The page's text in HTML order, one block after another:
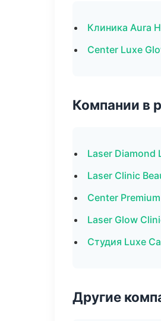
Клиника Aura
Center Luxe
Компании в
Laser Diamond
Laser Clinic
Center
Laser Glow
Студия Luxe
Другие